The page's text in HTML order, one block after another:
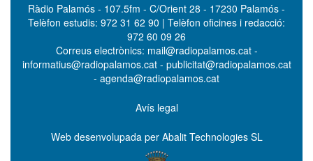
Ràdio Palamós - 107.5fm - C/Orient 28 - 17230 Palamós -
Telèfon estudis: 972 31 62 90 | Telèfon oficines i redacció:
972 60 09 26
Correus electrònics: mail@radiopalamos.cat -
informatius@radiopalamos.cat - publicitat@radiopalamos.cat
- agenda@radiopalamos.cat
Avís legal
Web desenvolupada per Abalit Technologies SL